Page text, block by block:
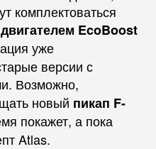
комплектоваться
двигателем EcoBoost
уже
версии с
Возможно,
новый пикап F-
покажет, а пока
Atlas.